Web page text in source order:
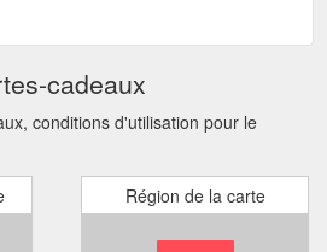
cadeaux
conditions d'utilisation pour le
Région de la carte